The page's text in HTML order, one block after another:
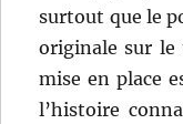
surtout que le
originale sur le
mise en place
l’histoire